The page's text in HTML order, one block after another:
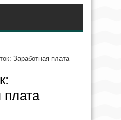
Заработная плата
плата